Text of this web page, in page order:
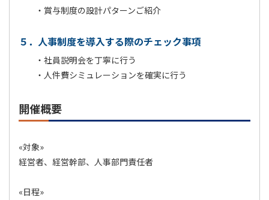
・賞与制度の設計パターンご紹介
５．人事制度を導入する際のチェック事項
・社員説明会を丁寧に行う
・人件費シミュレーションを確実に行う
開催概要
«対象»
経営者、経営幹部、人事部門責任者
«日程»